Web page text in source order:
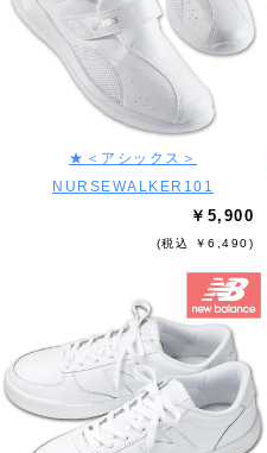
★＜アシックス＞
NURSEWALKER101
￥5,900
(税込 ￥6,490)